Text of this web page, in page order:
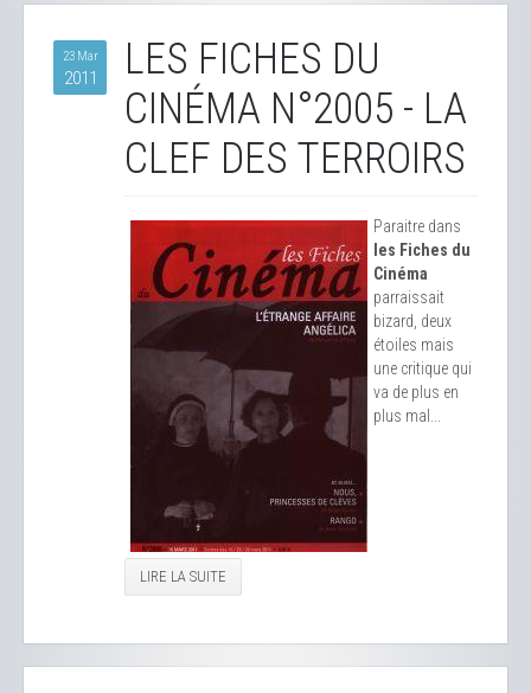
23 Mar
2011
LES FICHES DU
CINÉMA N°2005 - LA
CLEF DES TERROIRS
Paraitre dans
les Fiches du
Cinéma
parraissait
bizard, deux
étoiles mais
une critique qui
va de plus en
plus mal...
LIRE LA SUITE